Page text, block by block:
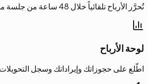
تُحرَّر الأرباح تلقائياً خلال 48 ساعة من جلسة مكتملة — مباشرة إلى حسابك المصرفي. بلا فواتير، بلا متابعة، بلا تأخير.
لوحة الأرباح
اطّلع على حجوزاتك وإيراداتك وسجل